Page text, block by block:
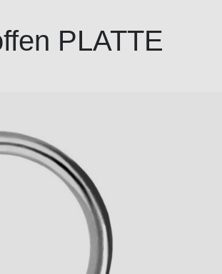
PLATTE